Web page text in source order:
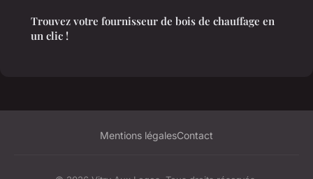
Trouvez votre fournisseur de bois de chauffage en
un clic !
Mentions légalesContact